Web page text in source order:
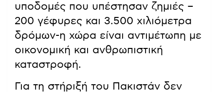
υποδομές που υπέστησαν ζημιές –
200 γέφυρες και 3.500 χιλιόμετρα
δρόμων-η χώρα είναι αντιμέτωπη με
οικονομική και ανθρωπιστική
καταστροφή.
Για τη στήριξή του Πακιστάν δεν